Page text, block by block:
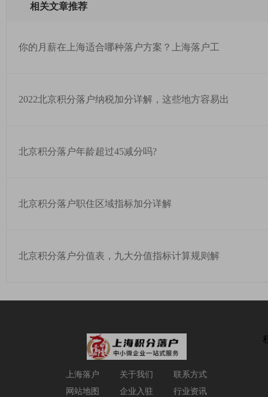
相关文章推荐
你的月薪在上海适合哪种落户方案？上海落户工
2022北京积分落户纳税加分详解，这些地方容易出
北京积分落户年龄超过45减分吗?
北京积分落户职住区域指标加分详解
北京积分落户分值表，九大分值指标计算规则解
上海落户 关于我们
联系方式
网站地图
企业入驻 行业资讯